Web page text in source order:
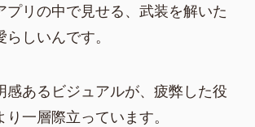
プリの中で見せる、武装を解いた
しいんです。
感あるビジュアルが、疲弊した役
一層際立っています。